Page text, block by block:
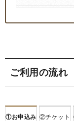
ご利用の流れ
お申込み チケット